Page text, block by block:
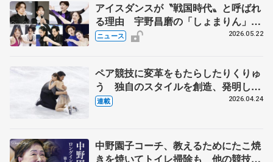
アイスダンスが〝戦国時代〟と呼ばれ
る理由 宇野昌磨の「しょまりん」ら
実力者が相次いで参戦 国内の競争激
ニュース 2026.05.22
ペア競技に変革をもたらしたりくりゅ
う 独自のスタイルを創造、発明した
【引退発表後②】
連載 2026.04.24
中野園子コーチ、教えるためにたこ焼
きを焼いてトイレ掃除も 他の競技に